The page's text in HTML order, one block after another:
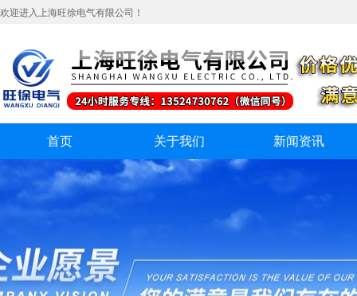
欢迎进入上海旺徐电气有限公司！
首页 关于我们 新闻资讯